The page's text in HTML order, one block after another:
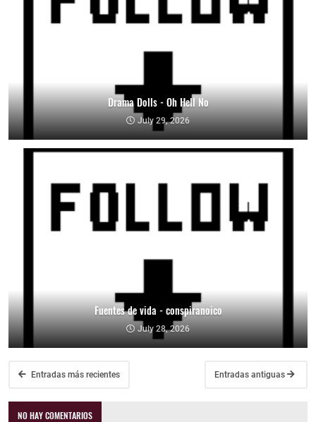
Drama Dolls - Oh Hell No
July 29, 2026
Fuentes de vida - conspiranoico
July 28, 2026
Entradas más recientes Entradas antiguas
NO HAY COMENTARIOS